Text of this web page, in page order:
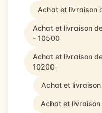
Achat et livraison
Achat et livraison
- 10500
Achat et livraison
10200
Achat et
Achat et